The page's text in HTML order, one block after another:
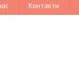
Контакти